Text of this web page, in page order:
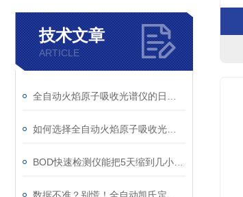
技术文章
ARTICLE